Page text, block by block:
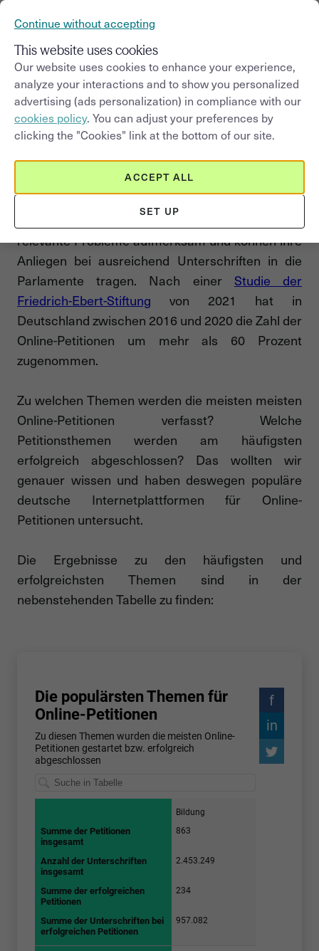
Demokratie im Internet: Zu
diesen Themen werden die
meisten Online-Petitionen in
Deutschland verfasst
Online-Petitionen sind heute aus der öffentlichen
politischen Debatte nicht mehr wegzudenken:
Bürger:innen machen auf gesellschaftlich
relevante Probleme aufmerksam und können ihre
Anliegen bei ausreichend Unterschriften in die
Parlamente tragen. Nach einer Studie der
Friedrich-Ebert-Stiftung von 2021 hat in
Deutschland zwischen 2016 und 2020 die Zahl der
Online-Petitionen um mehr als 60 Prozent
zugenommen.
Zu welchen Themen werden die meisten meisten
Online-Petitionen verfasst? Welche
Petitionsthemen werden am häufigsten
erfolgreich abgeschlossen? Das wollten wir
genauer wissen und haben deswegen populäre
deutsche Internetplattformen für Online-
Petitionen untersucht.
Die Ergebnisse zu den häufigsten und
erfolgreichsten Themen sind in der
nebenstehenden Tabelle zu finden:
Continue without accepting
This website uses cookies
Our website uses cookies to enhance your experience,
analyze your interactions and to show you personalized
advertising (ads personalization) in compliance with our
cookies policy. You can adjust your preferences by
clicking the "Cookies" link at the bottom of our site.
SET UP
ACCEPT ALL